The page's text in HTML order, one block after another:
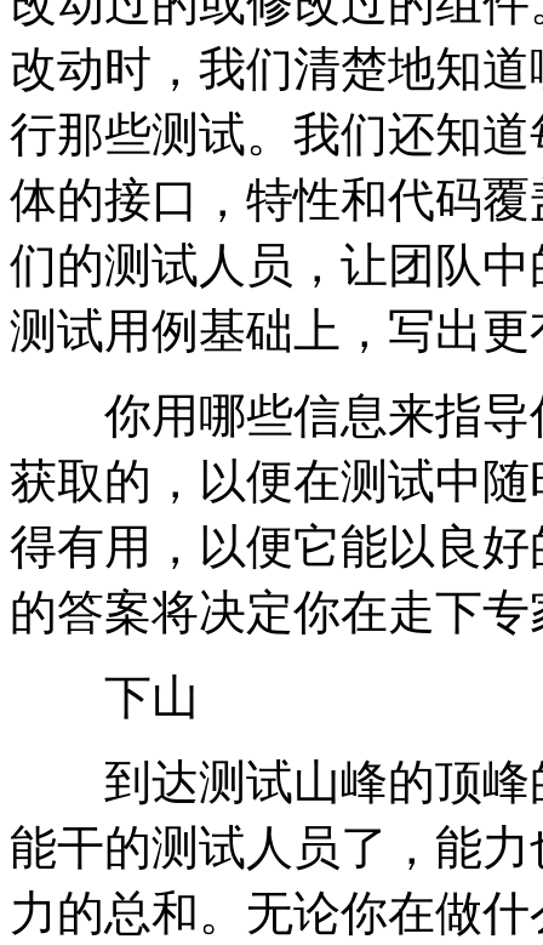
改动时，我们清楚地知
行那些测试。我们还知
体的接口，特性和代码
们的测试人员，让团队
测试用例基础上，写出
你用哪些信息来指导
获取的，以便在测试中
得有用，以便它能以良
的答案将决定你在走下
下山
到达测试山峰的顶峰
能干的测试人员了，能
力的总和。无论你在做